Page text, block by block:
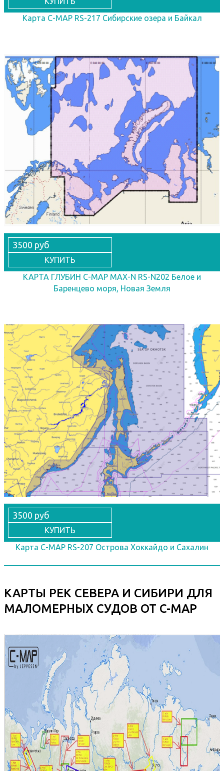
Карта C-MAP RS-217 Сибирские озера и Байкал
3500 руб
КУПИТЬ
КАРТА ГЛУБИН C-MAP MAX-N RS-N202 Белое и
Баренцево моря, Новая Земля
3500 руб
КУПИТЬ
Карта C-MAP RS-207 Острова Хоккайдо и Сахалин
КАРТЫ РЕК СЕВЕРА И СИБИРИ ДЛЯ
МАЛОМЕРНЫХ СУДОВ ОТ C-MAP